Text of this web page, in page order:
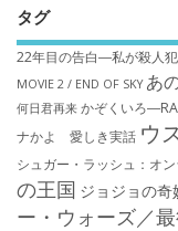
タグ
22年目の告白―私が殺人
MOVIE 2 / END OF SKY あ
何日君再来 かぞくいろ
ナかよ 愛しき実話 ウ
シュガー・ラッシュ：オ​
の王国 ジョジョの
ー・ウォーズ／